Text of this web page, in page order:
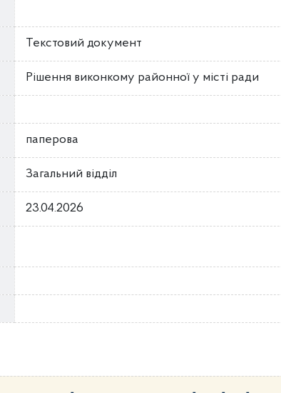
Текстовий документ
Рішення виконкому районної у місті ради
паперова
Загальний відділ
23.04.2026